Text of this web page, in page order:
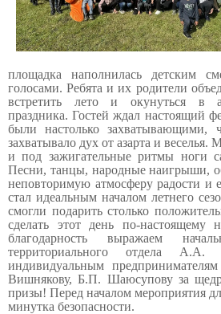
площадка наполнилась детским
голосами. Ребята и их родители
встретить лето и окунуться в
праздника. Гостей ждал настоящий
были настолько захватывающими,
захватывало дух от азарта и веселья.
и под зажигательные ритмы ноги
Песни, танцы, народные наигрыши,
неповторимую атмосферу радости и
стал идеальным началом летнего
смогли подарить столько
сделать этот день по-настоящему
благодарность выражаем
территориального отдела
индивидуальным
Вишнякову, Б.П. Шаюсупову за
призы! Перед началом мероприятия
минутка безопасности.